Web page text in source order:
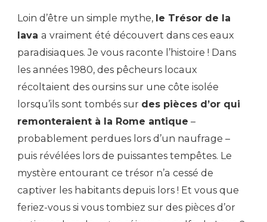
Loin d’être un simple mythe, le Trésor de la
lava a vraiment été découvert dans ces eaux
paradisiaques. Je vous raconte l’histoire ! Dans
les années 1980, des pêcheurs locaux
récoltaient des oursins sur une côte isolée
lorsqu’ils sont tombés sur des pièces d’or qui
remonteraient à la Rome antique –
probablement perdues lors d’un naufrage –
puis révélées lors de puissantes tempêtes. Le
mystère entourant ce trésor n’a cessé de
captiver les habitants depuis lors ! Et vous que
feriez-vous si vous tombiez sur des pièces d’or